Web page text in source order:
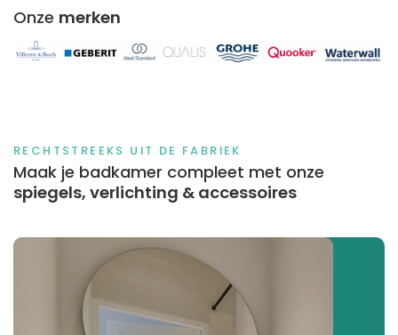
Onze merken
RECHTSTREEKS UIT DE FABRIEK
Maak je badkamer compleet met onze
spiegels, verlichting & accessoires